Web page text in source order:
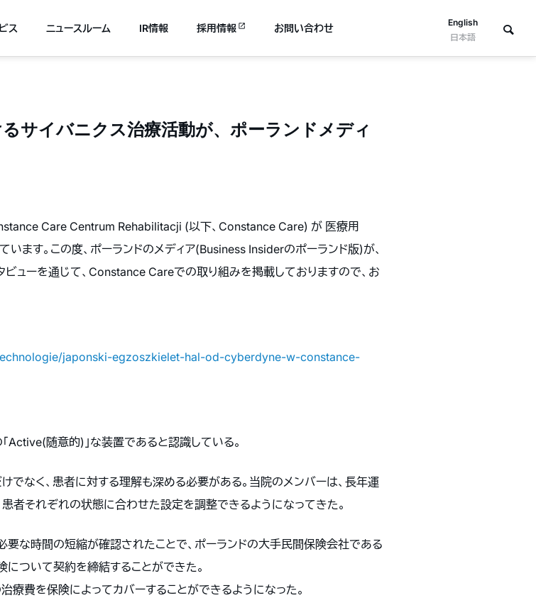
English
日本語
ス ニュースルーム IR情報 採用情報 お問い合わせ
サイバニクス治療活動が、ポーランドメディ
Care Centrum Rehabilitacji (以下、Constance Care) が 医療用
ます。この度、ポーランドのメディア(Business Insiderのポーランド版)が、
ーを通じて、Constance Careでの取り組みを掲載しておりますので、お
japonski-egzoszkielet-hal-od-cyberdyne-w-constance-
随意的)」な装置であると認識している。
なく、患者に対する理解も深める必要がある。当院のメンバーは、長年運
者それぞれの状態に合わせた設定を調整できるようになってきた。
な時間の短縮が確認されたことで、ポーランドの大手民間保険会社である
ついて契約を締結することができた。
療費を保険によってカバーすることができるようになった。